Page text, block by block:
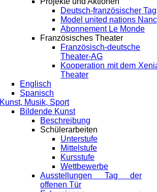
Deutsch-französischer Tag
Model united nations
Abonnement Le Monde
Französisches Theater
Französisch-deutsche
Theater-AG
Kooperation mit dem
Theater
Englisch
Spanisch
Kunst, Musik, Sport
Bildende Kunst
Beschreibung
Schülerarbeiten
Unterstufe
Mittelstufe
Kursstufe
Wettbewerbe
Ausstellungen Tag der
offenen Tür